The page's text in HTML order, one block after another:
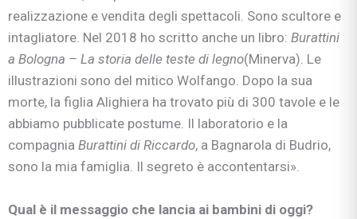
realizzazione e vendita degli spettacoli. Sono scultore e
intagliatore. Nel 2018 ho scritto anche un libro: Burattini
a Bologna – La storia delle teste di legno(Minerva). Le
illustrazioni sono del mitico Wolfango. Dopo la sua
morte, la figlia Alighiera ha trovato più di 300 tavole e le
abbiamo pubblicate postume. Il laboratorio e la
compagnia Burattini di Riccardo, a Bagnarola di Budrio,
sono la mia famiglia. Il segreto è accontentarsi».
Qual è il messaggio che lancia ai bambini di oggi?